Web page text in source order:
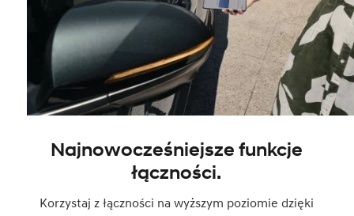
Najnowocześniejsze funkcje
łączności.
Korzystaj z łączności na wyższym poziomie dzięki